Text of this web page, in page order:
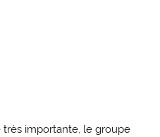
importante, le groupe